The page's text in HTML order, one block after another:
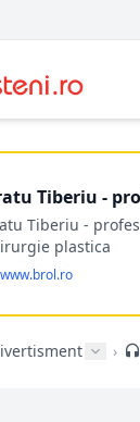
Tiberiu -
Tiberiu -
plastica
www.brol.ro
›